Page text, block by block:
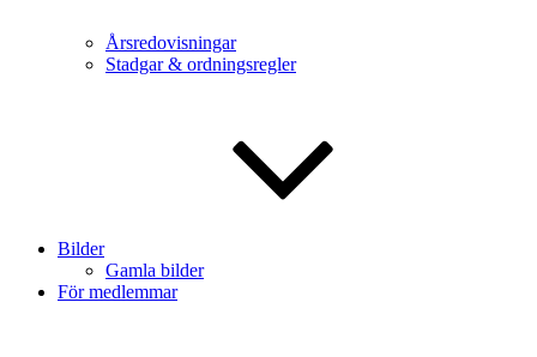
Årsredovisningar
Stadgar & ordningsregler
Bilder
Gamla bilder
För medlemmar